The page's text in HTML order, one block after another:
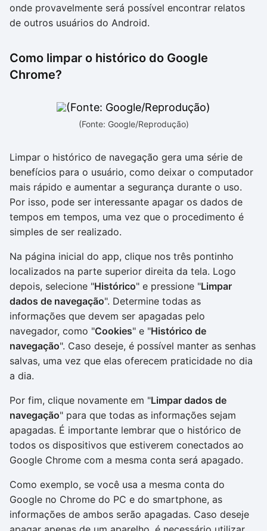
onde provavelmente será possível encontrar relatos
de outros usuários do Android.
Como limpar o histórico do Google
Chrome?
(Fonte: Google/Reprodução)
Limpar o histórico de navegação gera uma série de
benefícios para o usuário, como deixar o computador
mais rápido e aumentar a segurança durante o uso.
Por isso, pode ser interessante apagar os dados de
tempos em tempos, uma vez que o procedimento é
simples de ser realizado.
Na página inicial do app, clique nos três pontinho
localizados na parte superior direita da tela. Logo
depois, selecione "Histórico" e pressione "Limpar
dados de navegação". Determine todas as
informações que devem ser apagadas pelo
navegador, como "Cookies" e "Histórico de
navegação". Caso deseje, é possível manter as senhas
salvas, uma vez que elas oferecem praticidade no dia
a dia.
Por fim, clique novamente em "Limpar dados de
navegação" para que todas as informações sejam
apagadas. É importante lembrar que o histórico de
todos os dispositivos que estiverem conectados ao
Google Chrome com a mesma conta será apagado.
Como exemplo, se você usa a mesma conta do
Google no Chrome do PC e do smartphone, as
informações de ambos serão apagadas. Caso deseje